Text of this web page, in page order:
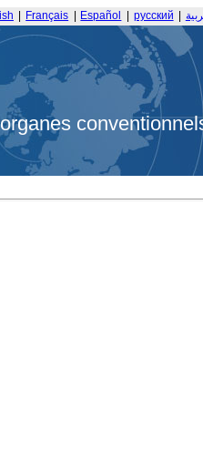
Français Español русский